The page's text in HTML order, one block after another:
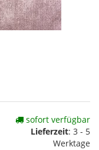
sofort verfügbar
Lieferzeit: 3 - 5
Werktage